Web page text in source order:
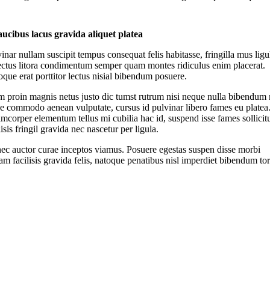
lacus gravida aliquet platea
nullam suscipit tempus consequat felis habitasse, fringilla mus
litora condimentum semper quam montes ridiculus enim placerat.
erat porttitor lectus nisial bibendum posuere.
proin magnis netus justo dic tumst rutrum nisi neque nulla bibendum
commodo aenean vulputate, cursus id pulvinar libero fames eu platea.
elementum tellus mi cubilia hac id, suspend isse fames
fringil gravida nec nascetur per ligula.
auctor curae inceptos viamus. Posuere egestas suspen disse morbi
facilisis gravida felis, natoque penatibus nisl imperdiet bibendum